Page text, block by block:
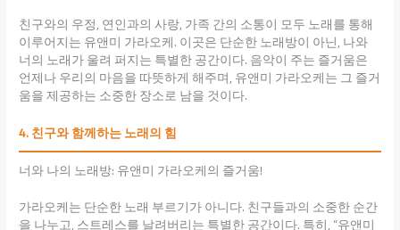
친구와의 우정, 연인과의 사랑, 가족 간의 소통이 모두 노래를 통해
이루어지는 유앤미 가라오케. 이곳은 단순한 노래방이 아닌, 나와
너의 노래가 울려 퍼지는 특별한 공간이다. 음악이 주는 즐거움은
언제나 우리의 마음을 따뜻하게 해주며, 유앤미 가라오케는 그 즐거
움을 제공하는 소중한 장소로 남을 것이다.
4. 친구와 함께하는 노래의 힘
너와 나의 노래방: 유앤미 가라오케의 즐거움!
가라오케는 단순한 노래 부르기가 아니다. 친구들과의 소중한 순간
을 나누고, 스트레스를 날려버리는 특별한 공간이다. 특히, “유앤미